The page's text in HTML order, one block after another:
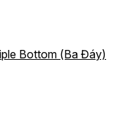
Bottom (Ba Đáy)